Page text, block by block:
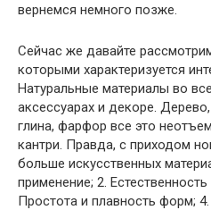
вернемся немного позже.
Сейчас же давайте
которыми характеризуется
Натуральные материалы во
аксессуарах и декоре.
глина, фарфор все это
кантри. Правда, с приходом
больше искусственных
применение; 2.
Простота и плавность форм;